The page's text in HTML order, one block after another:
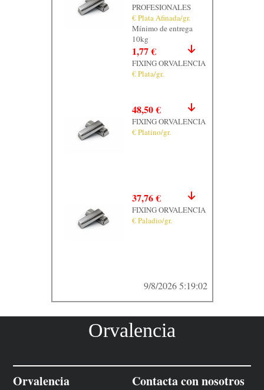
PROFESIONALES
€ Plata Afinada/gr.
Mínimo de entrega
10kg
1,77 €
FIXING ORVALENCIA
€ Plata/gr.
48,50 €
FIXING ORVALENCIA
€ Platino/gr.
37,76 €
FIXING ORVALENCIA
€ Paladio/gr.
9/8/2026 5:19:02
Orvalencia
Orvalencia Contacta con nosotros